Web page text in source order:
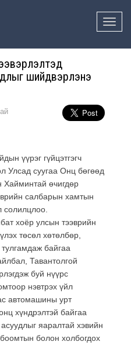
Toggle
шийдвэрлэнэ
үүрэг гүйцэтгэгч
Улсад суугаа Онц бөгөөд
Хайминтай өчигдөр
салбарын хамтын
солилцлоо.
хоёр улсын тээврийн
төсөл хөтөлбөр,
байгаа
Тавантолгой
буй нүүрс
нэвтрэх үйл
автомашины урт
хүндрэлтэй байгаа
яаралтай хэвийн
болон холбогдох